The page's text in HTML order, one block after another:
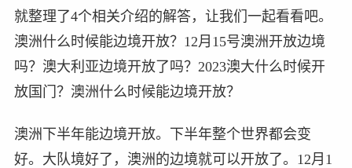
就整理了4个相关介绍的解答，让我们一起看看吧。
澳洲什么时候能边境开放？12月15号澳洲开放边境
吗？澳大利亚边境开放了吗？2023澳大什么时候开
放国门？澳洲什么时候能边境开放？
澳洲下半年能边境开放。下半年整个世界都会变
好。大队境好了，澳洲的边境就可以开放了。12月1